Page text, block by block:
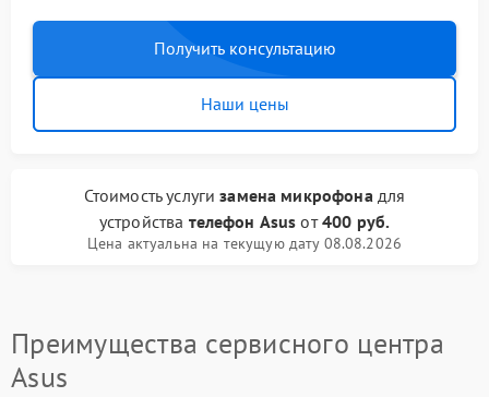
Получить консультацию
Наши цены
Стоимость услугизамена микрофонадля
устройства телефон Asus от400 руб.
Цена актуальна на текущую дату 08.08.2026
Преимущества сервисного центра
Asus